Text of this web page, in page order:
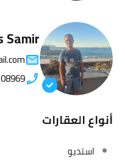
Samir
أنواع العقارات
استديو